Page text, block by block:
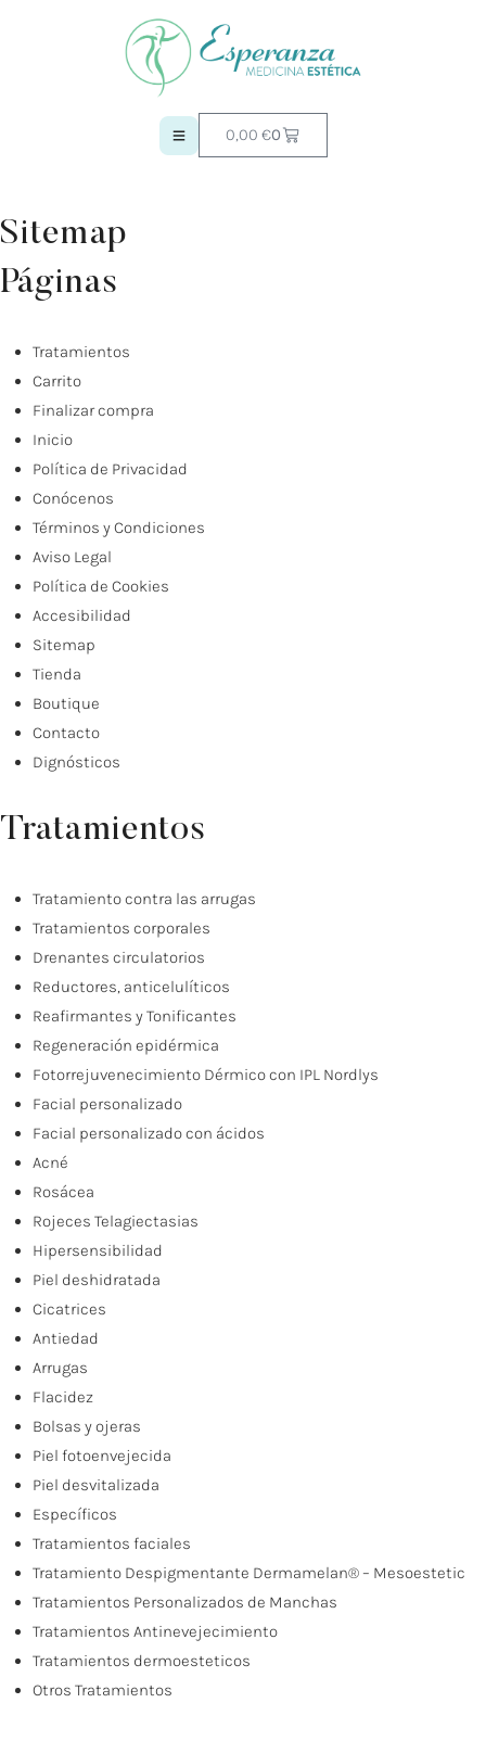
0,00 €0
Sitemap
Páginas
Tratamientos
Carrito
Finalizar compra
Inicio
Política de Privacidad
Conócenos
Términos y Condiciones
Aviso Legal
Política de Cookies
Accesibilidad
Sitemap
Tienda
Boutique
Contacto
Dignósticos
Tratamientos
Tratamiento contra las arrugas
Tratamientos corporales
Drenantes circulatorios
Reductores, anticelulíticos
Reafirmantes y Tonificantes
Regeneración epidérmica
Fotorrejuvenecimiento Dérmico con IPL Nordlys
Facial personalizado
Facial personalizado con ácidos
Acné
Rosácea
Rojeces Telagiectasias
Hipersensibilidad
Piel deshidratada
Cicatrices
Antiedad
Arrugas
Flacidez
Bolsas y ojeras
Piel fotoenvejecida
Piel desvitalizada
Específicos
Tratamientos faciales
Tratamiento Despigmentante Dermamelan® – Mesoestetic
Tratamientos Personalizados de Manchas
Tratamientos Antinevejecimiento
Tratamientos dermoesteticos
Otros Tratamientos